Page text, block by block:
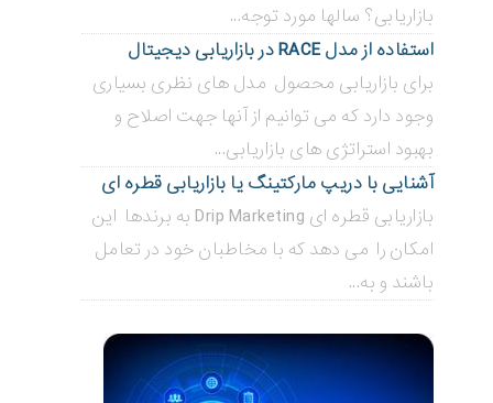
بازاریابی؟ سالها مورد توجه...
استفاده از مدل RACE در بازاریابی دیجیتال
برای بازاریابی محصول مدل های نظری بسیاری
وجود دارد که می توانیم از آنها جهت اصلاح و
بهبود استراتژی های بازاریابی...
آشنایی با دریپ مارکتینگ یا بازاریابی قطره ای
بازاریابی قطره ای Drip Marketing به برندها این
امکان را می دهد که با مخاطبان خود در تعامل
باشند و به...